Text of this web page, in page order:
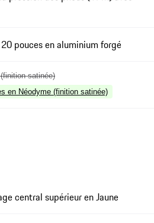
pouces en aluminium forgé
satinée)
en Néodyme (finition satinée)
central supérieur en Jaune